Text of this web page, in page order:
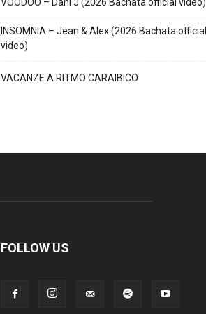
VOODOO – Dani J (2026 Bachata official video)
INSOMNIA – Jean & Alex (2026 Bachata official
video)
VACANZE A RITMO CARAIBICO
FOLLOW US